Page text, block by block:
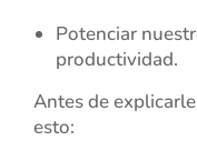
Potenciar
productividad.
Antes de
esto: